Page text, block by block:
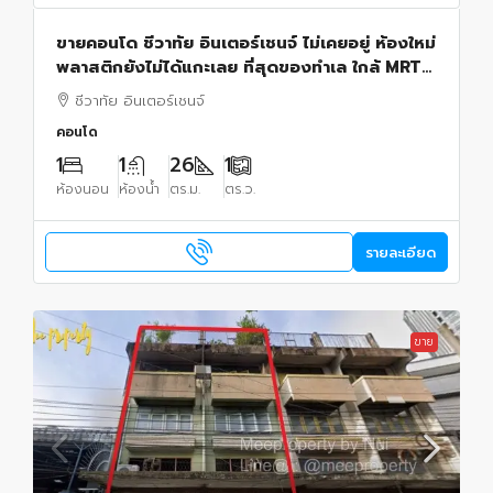
ขายคอนโด ชีวาทัย อินเตอร์เชนจ์ ไม่เคยอยู่ ห้องใหม่
พลาสติกยังไม่ได้แกะเลย ที่สุดของทำเล ใกล้ MRT
เตาปูนชีวาทัย อินเตอร์เชนจ์
คอนโด
1
ห้องนอน
1
ห้องน้ำ
26
ตร.ม.
1
ตร.ว.
รายละเอียด
ขาย